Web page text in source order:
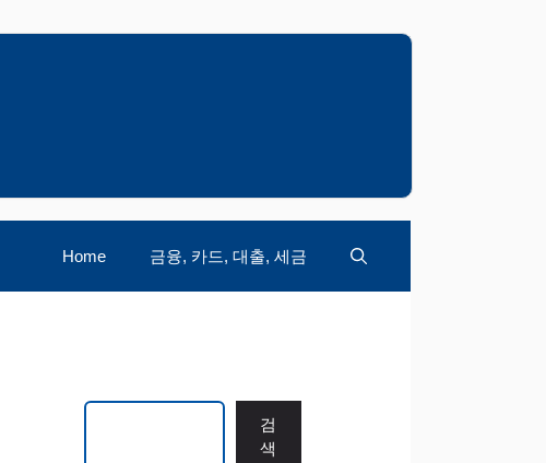
Home 금융, 카드, 대출, 세금
검
색